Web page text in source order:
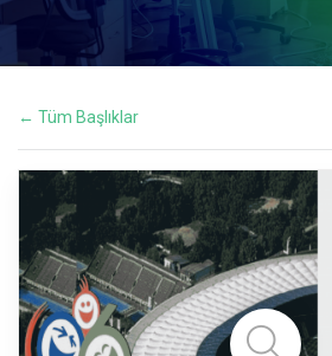
← Tüm Başlıklar